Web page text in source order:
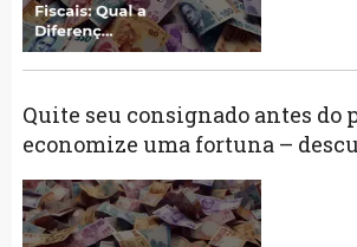
Quite seu consignado antes do
economize uma fortuna –